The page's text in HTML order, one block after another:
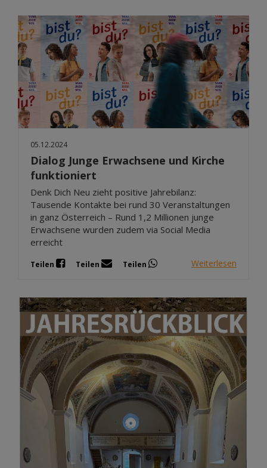
05.12.2024
Dialog Junge Erwachsene und Kirche
funktioniert
Denk Dich Neu zieht positive Jahrebilanz:
Tausende Kontakte bei rund 30 Veranstaltungen
in ganz Österreich – Rund 1,2 Millionen junge
Erwachsene wurden zudem via Social Media
erreicht
Teilen Teilen Teilen Weiterlesen